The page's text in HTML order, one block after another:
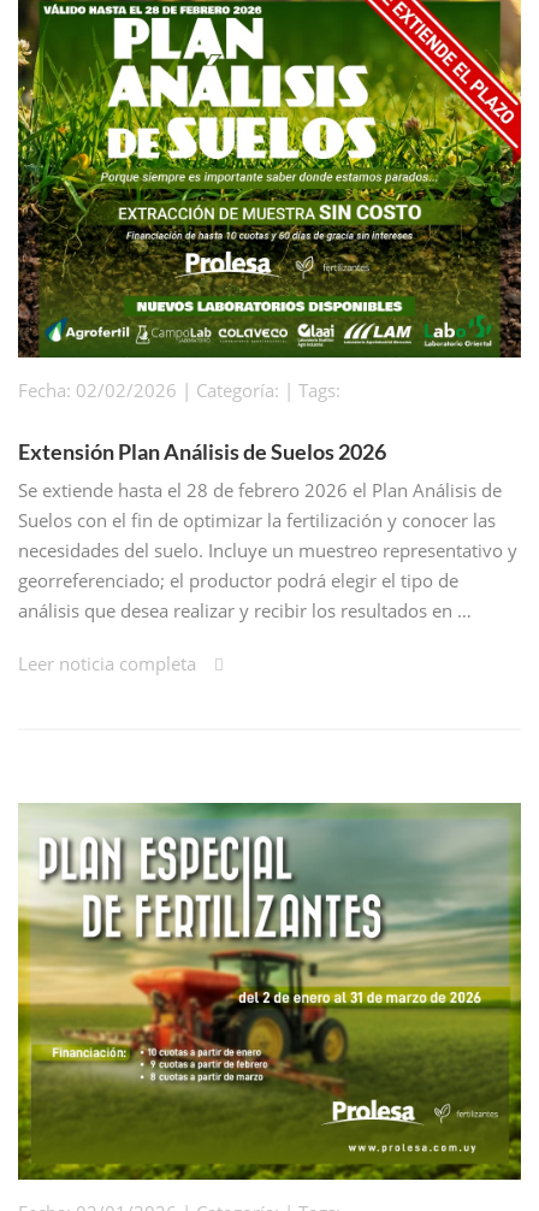
Fecha: 02/02/2026 | Categoría: | Tags:
Extensión Plan Análisis de Suelos 2026
Se extiende hasta el 28 de febrero 2026 el Plan Análisis de
Suelos con el fin de optimizar la fertilización y conocer las
necesidades del suelo. Incluye un muestreo representativo y
georreferenciado; el productor podrá elegir el tipo de
análisis que desea realizar y recibir los resultados en …
Leer noticia completa